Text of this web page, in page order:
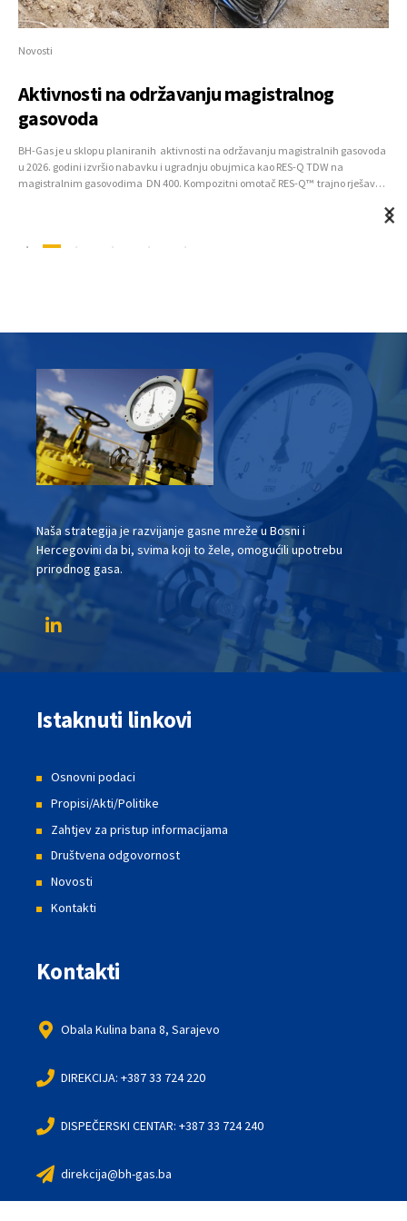
Novosti
Aktivnosti na održavanju magistralnog
gasovoda
BH-Gas je u sklopu planiranih aktivnosti na održavanju magistralnih gasovoda
u 2026. godini izvršio nabavku i ugradnju obujmica kao RES-Q TDW na
magistralnim gasovodima DN 400. Kompozitni omotač RES-Q™ trajno rješava
Naša strategija je razvijanje gasne mreže u Bosni i
Hercegovini da bi, svima koji to žele, omogućili upotrebu
prirodnog gasa.
Istaknuti linkovi
Osnovni podaci
Propisi/Akti/Politike
Zahtjev za pristup informacijama
Društvena odgovornost
Novosti
Kontakti
Kontakti
Obala Kulina bana 8, Sarajevo
DIREKCIJA: +387 33 724 220
DISPEČERSKI CENTAR: +387 33 724 240
direkcija@bh-gas.ba